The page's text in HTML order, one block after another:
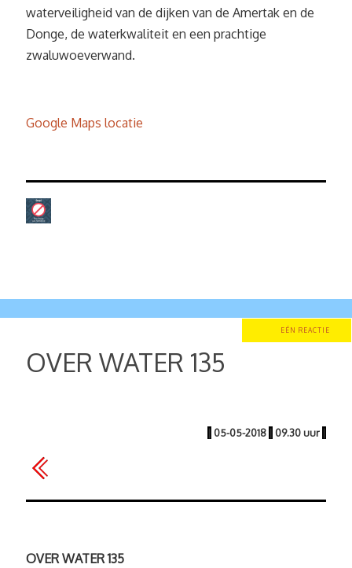
waterveiligheid van de dijken van de Amertak en de
Donge, de waterkwaliteit en een prachtige
zwaluwoeverwand.
Google Maps locatie
EÉN REACTIE
OVER WATER 135
| 05-05-2018 | 09.30 uur |
OVER WATER 135